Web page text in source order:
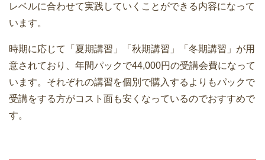
レベルに合わせて実践していくことができる内容になって
います。
時期に応じて「夏期講習」「秋期講習」「冬期講習」が用
意されており、年間パックで44,000円の受講会費になって
います。それぞれの講習を個別で購入するよりもパックで
受講をする方がコスト面も安くなっているのでおすすめで
す。